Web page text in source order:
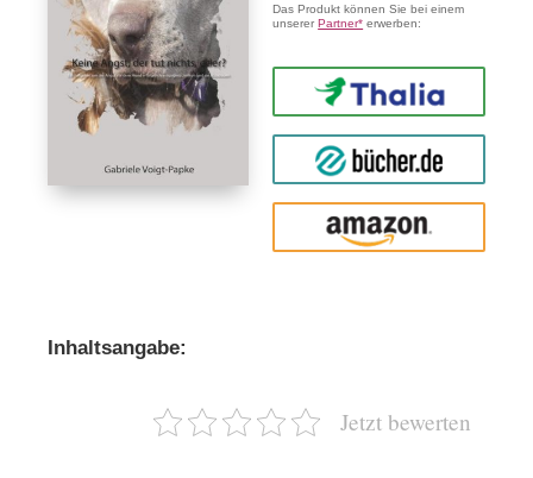
Das Produkt können Sie bei einem
unsererPartner* erwerben:
Thalia
buecher.de
Amazon
Inhaltsangabe:
Jetzt bewerten